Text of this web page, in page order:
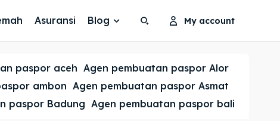
Asuransi Blog My account
paspor aceh Agen pembuatan paspor Alor
ambon Agen pembuatan paspor Asmat
paspor Badung Agen pembuatan paspor bali